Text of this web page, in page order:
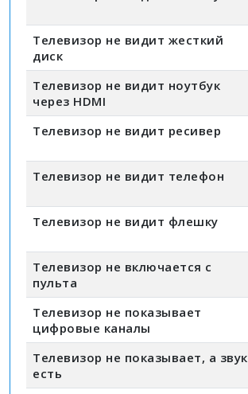
Телевизор не видит жесткий
диск
Телевизор не видит ноутбук
через HDMI
Телевизор не видит ресивер
Телевизор не видит телефон
Телевизор не видит флешку
Телевизор не включается с
пульта
Телевизор не показывает
цифровые каналы
Телевизор не показывает, а звук
есть